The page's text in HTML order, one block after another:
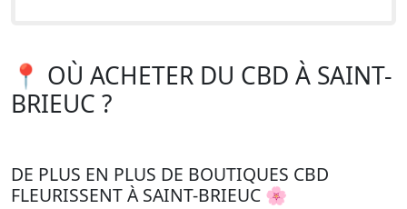
📍 OÙ ACHETER DU CBD À SAINT-
BRIEUC ?
DE PLUS EN PLUS DE BOUTIQUES CBD
FLEURISSENT À SAINT-BRIEUC 🌸